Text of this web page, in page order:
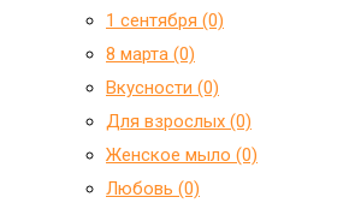
1 сентября (0)
8 марта (0)
Вкусности (0)
Для взрослых (0)
Женское мыло (0)
Любовь (0)